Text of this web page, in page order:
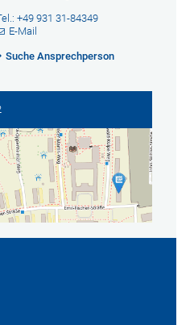
+49 931 31-84349
E-Mail
Suche Ansprechperson